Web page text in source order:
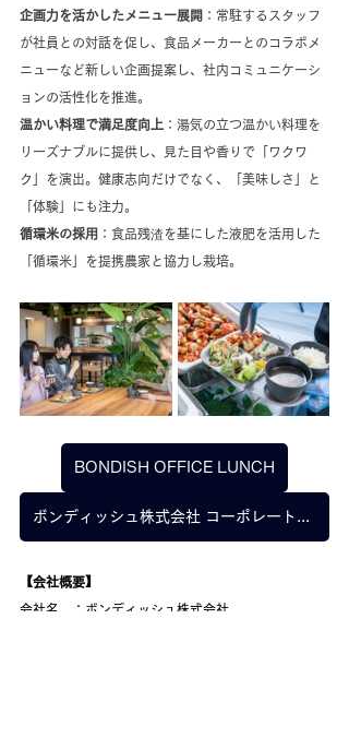
企画力を活かしたメニュー展開 ：常駐するスタッフ
が社員との対話を促し、食品メーカーとのコラボメ
ニューなど新しい企画提案し、社内コミュニケーシ
ョンの活性化を推進。
温かい料理で満足度向上 ：湯気の立つ温かい料理を
リーズナブルに提供し、見た目や香りで「ワクワ
ク」を演出。健康志向だけでなく、「美味しさ」と
「体験」にも注力。
循環米の採用 ：食品残渣を基にした液肥を活用した
「循環米」を提携農家と協力し栽培。
BONDISH OFFICE LUNCH
ボンディッシュ株式会社 コーポレートサイト
【会社概要】
会社名　：ボンディッシュ株式会社